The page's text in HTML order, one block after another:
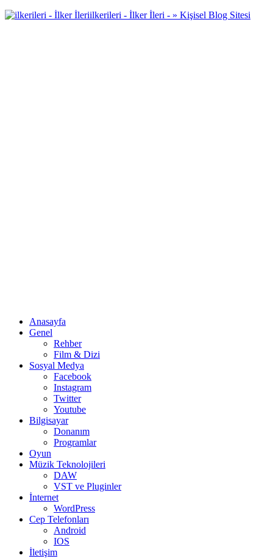
ilkerileri - İlker İleri - » Kişisel Blog Sitesi
Anasayfa
Genel
Rehber
Film & Dizi
Sosyal Medya
Facebook
Instagram
Twitter
Youtube
Bilgisayar
Donanım
Programlar
Oyun
Müzik Teknolojileri
DAW
VST ve Pluginler
İnternet
WordPress
Cep Telefonları
Android
IOS
İletişim